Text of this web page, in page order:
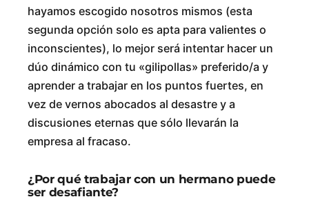
hayamos escogido nosotros mismos (esta
segunda opción solo es apta para valientes o
inconscientes), lo mejor será intentar hacer un
dúo dinámico con tu «gilipollas» preferido/a y
aprender a trabajar en los puntos fuertes, en
vez de vernos abocados al desastre y a
discusiones eternas que sólo llevarán la
empresa al fracaso.
¿Por qué trabajar con un hermano puede
ser desafiante?